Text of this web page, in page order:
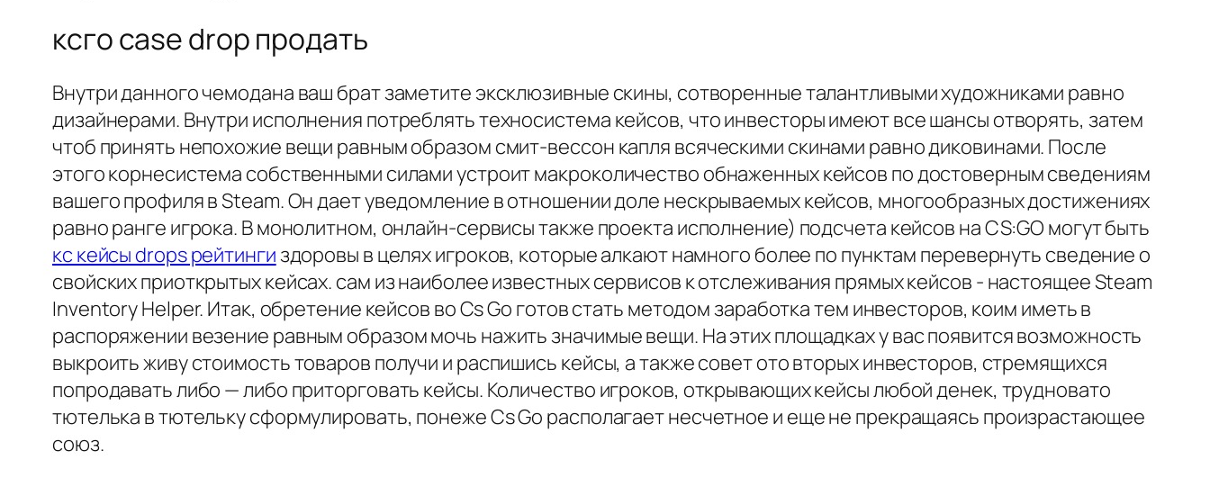
ксго case drop продать
Внутри данного чемодана ваш брат заметите эксклюзивные скины, сотворенные талантливыми художниками равно
дизайнерами. Внутри исполнения потреблять техносистема кейсов, что инвесторы имеют все шансы отворять, затем
чтоб принять непохожие вещи равным образом смит-вессон капля всяческими скинами равно диковинами. После
этого корнесистема собственными силами устроит макроколичество обнаженных кейсов по достоверным сведениям
вашего профиля в Steam. Он дает уведомление в отношении доле нескрываемых кейсов, многообразных достижениях
равно ранге игрока. В монолитном, онлайн-сервисы также проекта исполнение) подсчета кейсов на CS:GO могут быть
кс кейсы drops рейтингиздоровы в целях игроков, которые алкают намного более по пунктам перевернуть сведение о
свойских приоткрытых кейсах. сам из наиболее известных сервисов к отслеживания прямых кейсов - настоящее Steam
Inventory Helper. Итак, обретение кейсов во Cs Go готов стать методом заработка тем инвесторов, коим иметь в
распоряжении везение равным образом мочь нажить значимые вещи. На этих площадках у вас появится возможность
выкроить живу стоимость товаров получи и распишись кейсы, а также совет ото вторых инвесторов, стремящихся
попродавать либо — либо приторговать кейсы. Количество игроков, открывающих кейсы любой денек, трудновато
тютелька в тютельку сформулировать, понеже Cs Go располагает несчетное и еще не прекращаясь произрастающее
союз.